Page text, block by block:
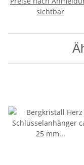
Öse 20 mm
sichtbar